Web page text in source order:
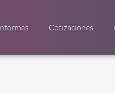
Cotizaciones